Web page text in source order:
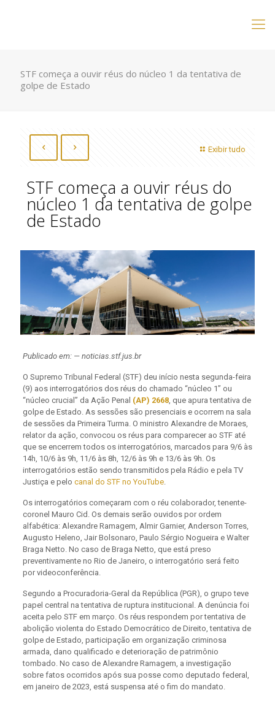
STF começa a ouvir réus do núcleo 1 da tentativa de
golpe de Estado
Exibir tudo
STF começa a ouvir réus do
núcleo 1 da tentativa de golpe
de Estado
Publicado em: — noticias.stf.jus.br
O Supremo Tribunal Federal (STF) deu início nesta segunda-feira
(9) aos interrogatórios dos réus do chamado “núcleo 1” ou
“núcleo crucial” da Ação Penal (AP) 2668, que apura tentativa de
golpe de Estado. As sessões são presenciais e ocorrem na sala
de sessões da Primeira Turma. O ministro Alexandre de Moraes,
relator da ação, convocou os réus para comparecer ao STF até
que se encerrem todos os interrogatórios, marcados para 9/6 às
14h, 10/6 às 9h, 11/6 às 8h, 12/6 às 9h e 13/6 às 9h. Os
interrogatórios estão sendo transmitidos pela Rádio e pela TV
Justiça e pelo canal do STF no YouTube.
Os interrogatórios começaram com o réu colaborador, tenente-
coronel Mauro Cid. Os demais serão ouvidos por ordem
alfabética: Alexandre Ramagem, Almir Garnier, Anderson Torres,
Augusto Heleno, Jair Bolsonaro, Paulo Sérgio Nogueira e Walter
Braga Netto. No caso de Braga Netto, que está preso
preventivamente no Rio de Janeiro, o interrogatório será feito
por videoconferência.
Segundo a Procuradoria-Geral da República (PGR), o grupo teve
papel central na tentativa de ruptura institucional. A denúncia foi
aceita pelo STF em março. Os réus respondem por tentativa de
abolição violenta do Estado Democrático de Direito, tentativa de
golpe de Estado, participação em organização criminosa
armada, dano qualificado e deterioração de patrimônio
tombado. No caso de Alexandre Ramagem, a investigação
sobre fatos ocorridos após sua posse como deputado federal,
em janeiro de 2023, está suspensa até o fim do mandato.